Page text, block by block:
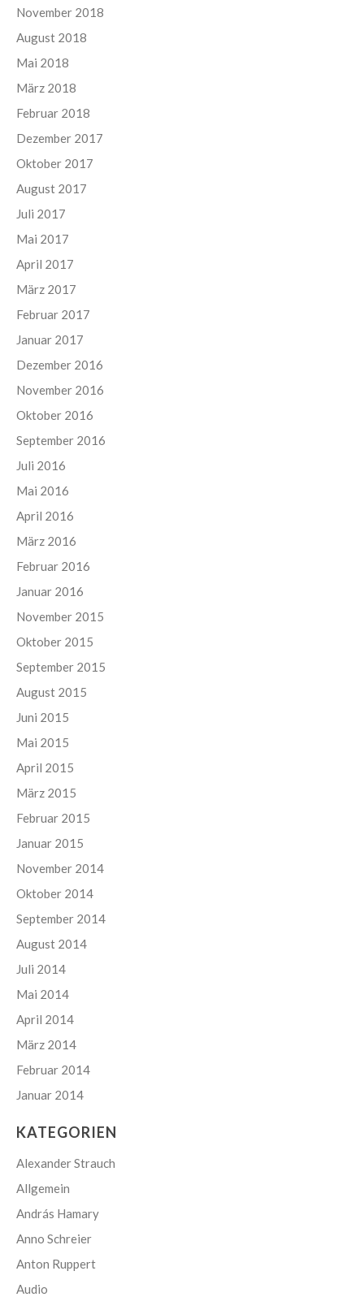
November 2018
August 2018
Mai 2018
März 2018
Februar 2018
Dezember 2017
Oktober 2017
August 2017
Juli 2017
Mai 2017
April 2017
März 2017
Februar 2017
Januar 2017
Dezember 2016
November 2016
Oktober 2016
September 2016
Juli 2016
Mai 2016
April 2016
März 2016
Februar 2016
Januar 2016
November 2015
Oktober 2015
September 2015
August 2015
Juni 2015
Mai 2015
April 2015
März 2015
Februar 2015
Januar 2015
November 2014
Oktober 2014
September 2014
August 2014
Juli 2014
Mai 2014
April 2014
März 2014
Februar 2014
Januar 2014
KATEGORIEN
Alexander Strauch
Allgemein
András Hamary
Anno Schreier
Anton Ruppert
Audio